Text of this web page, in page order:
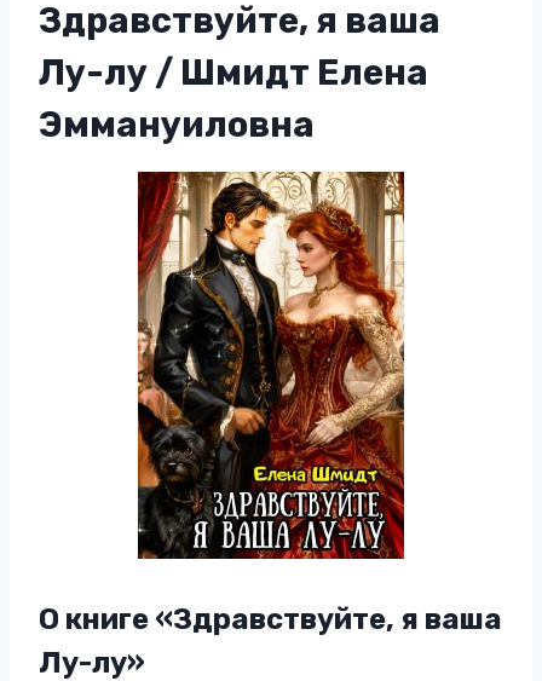
Здравствуйте, я ваша
Лу-лу / Шмидт Елена
Эммануиловна
О книге «Здравствуйте, я ваша
Лу-лу»